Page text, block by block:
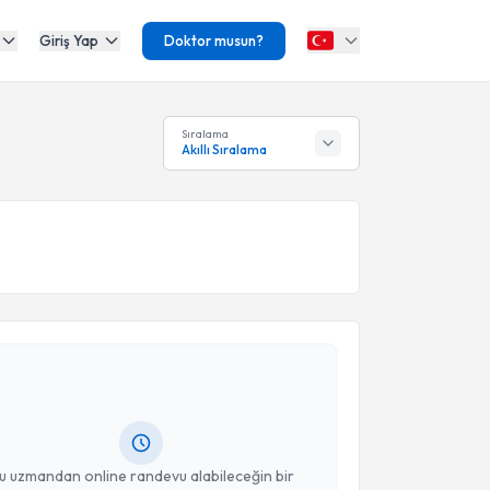
Giriş Yap Doktor musun?
Sıralama
Akıllı Sıralama
uzmandan online randevu alabileceğin bir